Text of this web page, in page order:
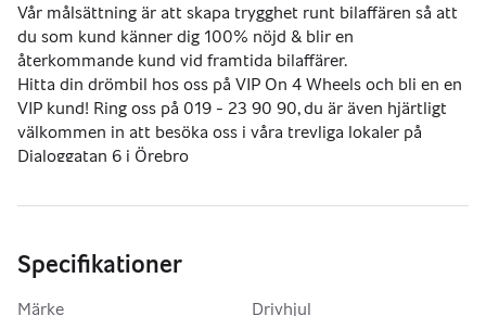
Vår målsättning är att skapa trygghet runt bilaffären så att
du som kund känner dig 100% nöjd & blir en
återkommande kund vid framtida bilaffärer.
Hitta din drömbil hos oss på VIP On 4 Wheels och bli en en
VIP kund! Ring oss på 019 - 23 90 90, du är även hjärtligt
välkommen in att besöka oss i våra trevliga lokaler på
Dialoggatan 6 i Örebro
uppkoppling kan de sluta fungera i samband med att dessa
ett teoretiskt nybilsvärde – verklig räckvidd är alltid lägre.
Specifikationer
Märke Drivhjul